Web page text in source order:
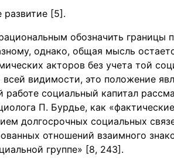
развитие [5].
обозначить границы
однако, общая мысль
акторов без учета той
видимости, это положение
работе социальный капитал
П. Бурдье, как
долгосрочных социальных
отношений взаимного
группе» [8, 243].